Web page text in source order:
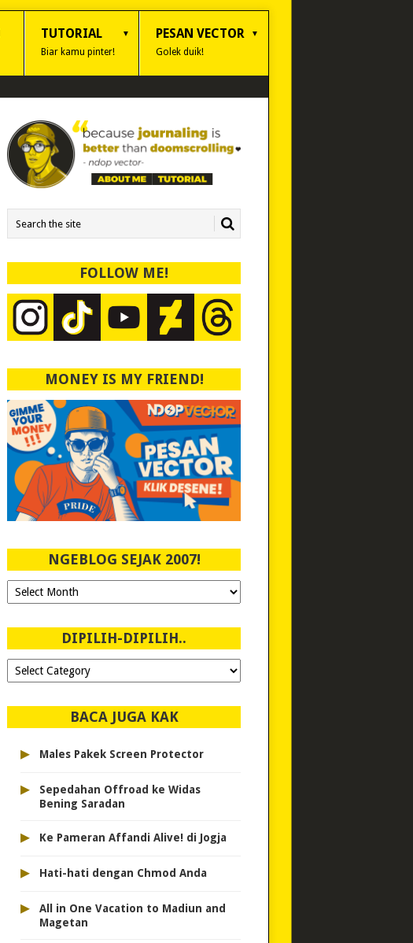
TUTORIAL
Biar kamu pinter!
PESAN VECTOR
Golek duik!
FOLLOW ME!
MONEY IS MY FRIEND!
NGEBLOG SEJAK 2007!
Ngeblog
Sejak
DIPILIH-DIPILIH..
Dipilih-
dipilih..
BACA JUGA KAK
▸ Males Pakek Screen Protector
▸
Sepedahan Offroad ke Widas
Bening Saradan
▸ Ke Pameran Affandi Alive! di Jogja
▸ Hati-hati dengan Chmod Anda
▸
All in One Vacation to Madiun and
Magetan